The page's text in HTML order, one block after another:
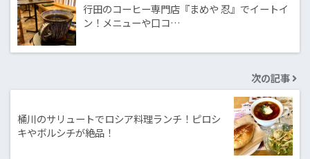
行田のコーヒー専門店『まめや 忍』でイートイ
ン！メニューや口コ…
次の記事
桶川のサリュートでロシア料理ランチ！ピロシ
キやボルシチが絶品！